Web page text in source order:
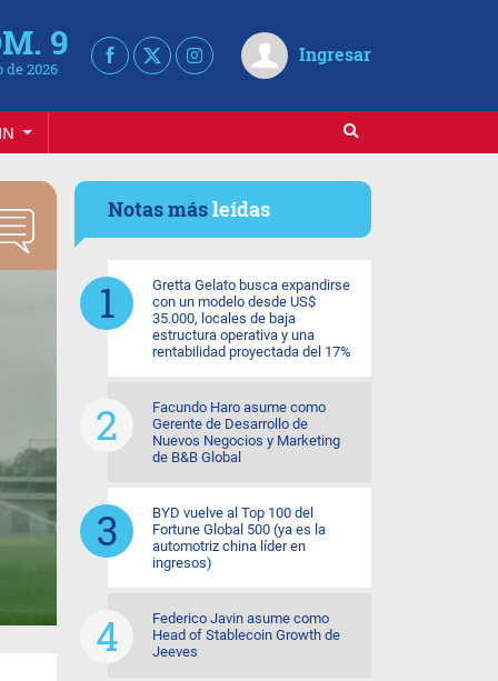
9
de 2026
Ingresar
Notas másleídas
Gretta Gelato busca expandirse
con un modelo desde US$
35.000, locales de baja
estructura operativa y una
rentabilidad proyectada del 17%
Facundo Haro asume como
Gerente de Desarrollo de
Nuevos Negocios y Marketing
de B&B Global
BYD vuelve al Top 100 del
Fortune Global 500 (ya es la
automotriz china líder en
ingresos)
Federico Javin asume como
Head of Stablecoin Growth de
Jeeves